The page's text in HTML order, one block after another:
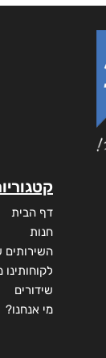
דף הבית
חנות
השירותים
לקוחותינו
שידורים
מי אנחנו?